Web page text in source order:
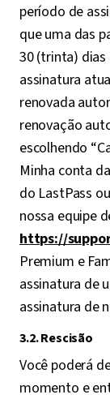
período de
que uma das
30 (trinta)
assinatura
renovada
renovação
escolhendo
Minha conta
do LastPass
nossa equipe
https://
Premium e
assinatura de
assinatura de
3.2. Rescisão
Você poderá
momento e